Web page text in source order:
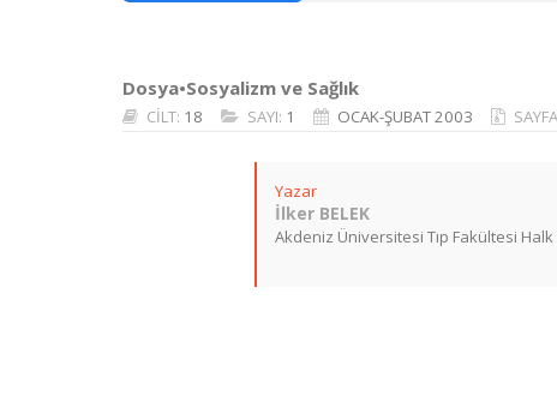
Dosya•Sosyalizm ve Sağlık
CİLT: 18 SAYI: 1 OCAK-ŞUBAT 2003
Yazar
İlker BELEK
Akdeniz Üniversitesi Tıp Fakültesi Halk